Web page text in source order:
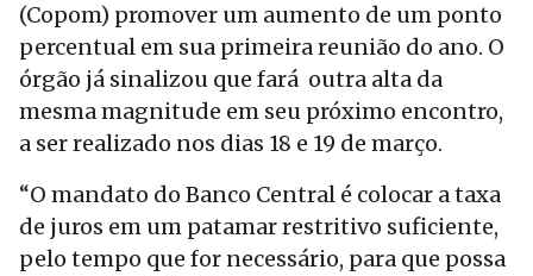
(Copom) promover um aumento de um ponto
percentual em sua primeira reunião do ano. O
órgão já sinalizou que fará outra alta da
mesma magnitude em seu próximo encontro,
a ser realizado nos dias 18 e 19 de março.
“O mandato do Banco Central é colocar a taxa
de juros em um patamar restritivo suficiente,
pelo tempo que for necessário, para que possa